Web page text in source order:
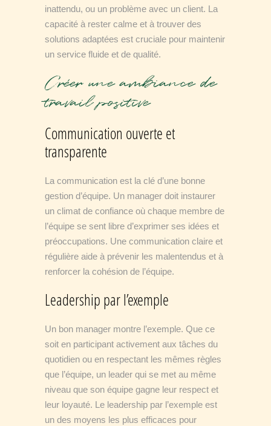
inattendu, ou un problème avec un client. La
capacité à rester calme et à trouver des
solutions adaptées est cruciale pour maintenir
un service fluide et de qualité.
Créer une ambiance de
travail positive
Communication ouverte et
transparente
La communication est la clé d’une bonne
gestion d’équipe. Un manager doit instaurer
un climat de confiance où chaque membre de
l’équipe se sent libre d’exprimer ses idées et
préoccupations. Une communication claire et
régulière aide à prévenir les malentendus et à
renforcer la cohésion de l’équipe.
Leadership par l’exemple
Un bon manager montre l’exemple. Que ce
soit en participant activement aux tâches du
quotidien ou en respectant les mêmes règles
que l’équipe, un leader qui se met au même
niveau que son équipe gagne leur respect et
leur loyauté. Le leadership par l’exemple est
un des moyens les plus efficaces pour